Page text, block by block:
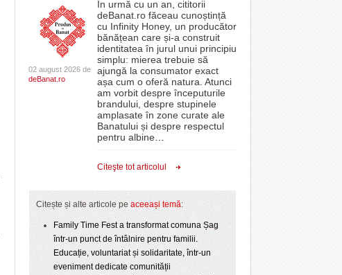
02 august 2026 de
deBanat.ro
În urmă cu un an, cititorii
deBanat.ro făceau cunoștință
cu Infinity Honey, un producător
bănățean care și-a construit
identitatea în jurul unui principiu
simplu: mierea trebuie să
ajungă la consumator exact
așa cum o oferă natura. Atunci
am vorbit despre începuturile
brandului, despre stupinele
amplasate în zone curate ale
Banatului și despre respectul
pentru albine
Citeşte tot articolul
Citește și alte articole pe aceeași temă:
Family Time Fest a transformat comuna Șag
într-un punct de întâlnire pentru familii.
Educație, voluntariat și solidaritate, într-un
eveniment dedicate comunității